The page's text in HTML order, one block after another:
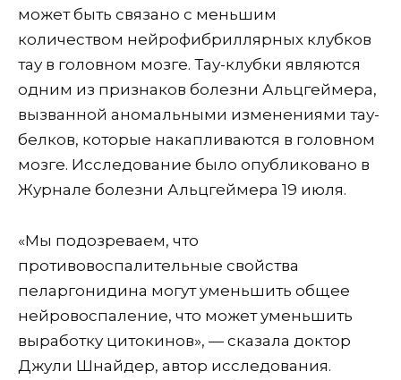
может быть связано с меньшим
количеством нейрофибриллярных клубков
тау в головном мозге. Тау-клубки являются
одним из признаков болезни Альцгеймера,
вызванной аномальными изменениями тау-
белков, которые накапливаются в головном
мозге. Исследование было опубликовано в
Журнале болезни Альцгеймера 19 июля.
«Мы подозреваем, что
противовоспалительные свойства
пеларгонидина могут уменьшить общее
нейровоспаление, что может уменьшить
выработку цитокинов», — сказала доктор
Джули Шнайдер, автор исследования.